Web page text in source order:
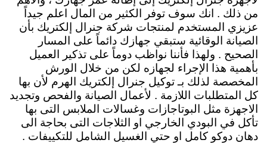
من ذلك . انك سوف توفر الكثير من المال اعلم جيداً
عزيزي المستخدم لمنتجات شركة جنرال إلكتريك بأن
الصيانة الوقائية ستبقي جهازك دائماً على المسار
الصحيح . ولهذا فأننا نواظب دوماً على تذكير العميل
بأهمية هذا الإجراء لجهازه لكن من خلال الورش
المخصصة لذلك بـ توكيل جنرال إلكتريك الهرم لأن بها
كل المتطلبات اللازمة . لأعمال الصيانة والفحص وتجديد
الاجهزة مثل البوتاجازات وغسالات الملابس التى بها
تأكل في البودي الخارجي او الثلاجات التى بحاجة الى
دهان دوكو كامل او حتي الغسيل الشامل للتكييفات .